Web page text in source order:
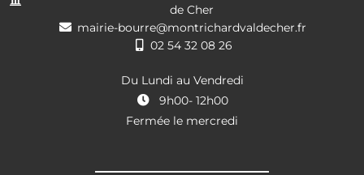
de Cher
mairie-bourre@montrichardvaldecher.fr
02 54 32 08 26
Du Lundi au Vendredi
9h00- 12h00
Fermée le mercredi